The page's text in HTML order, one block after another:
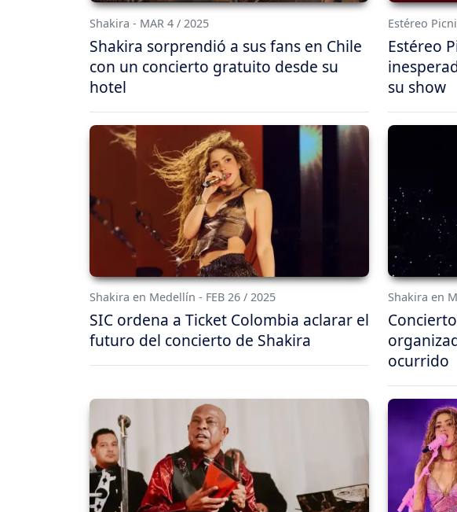
Shakira - MAR 4 / 2025
Shakira sorprendió a sus fans en Chile
con un concierto gratuito desde su
hotel
Estéreo
Estéreo
su show
Shakira en Medellín - FEB 26 / 2025
SIC ordena a Ticket Colombia aclarar el
futuro del concierto de Shakira
Shakira en
ocurrido